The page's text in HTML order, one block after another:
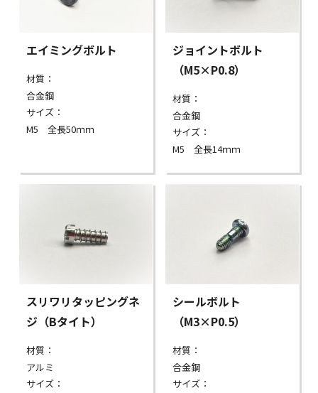
エイミングボルト
材質：
合金鋼
サイズ：
M5 全長50ｍｍ
ジョイントボルト
（M5×P0.8）
材質：
合金鋼
サイズ：
M5 全長14ｍｍ
スリワリタッピングネ
ジ（Bタイト）
材質：
アルミ
サイズ：
シールボルト
（M3×P0.5）
材質：
合金鋼
サイズ：